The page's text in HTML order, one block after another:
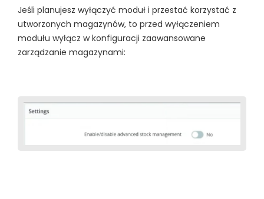
Jeśli planujesz wyłączyć moduł i przestać korzystać z
utworzonych magazynów, to przed wyłączeniem
modułu wyłącz w konfiguracji zaawansowane
zarządzanie magazynami: